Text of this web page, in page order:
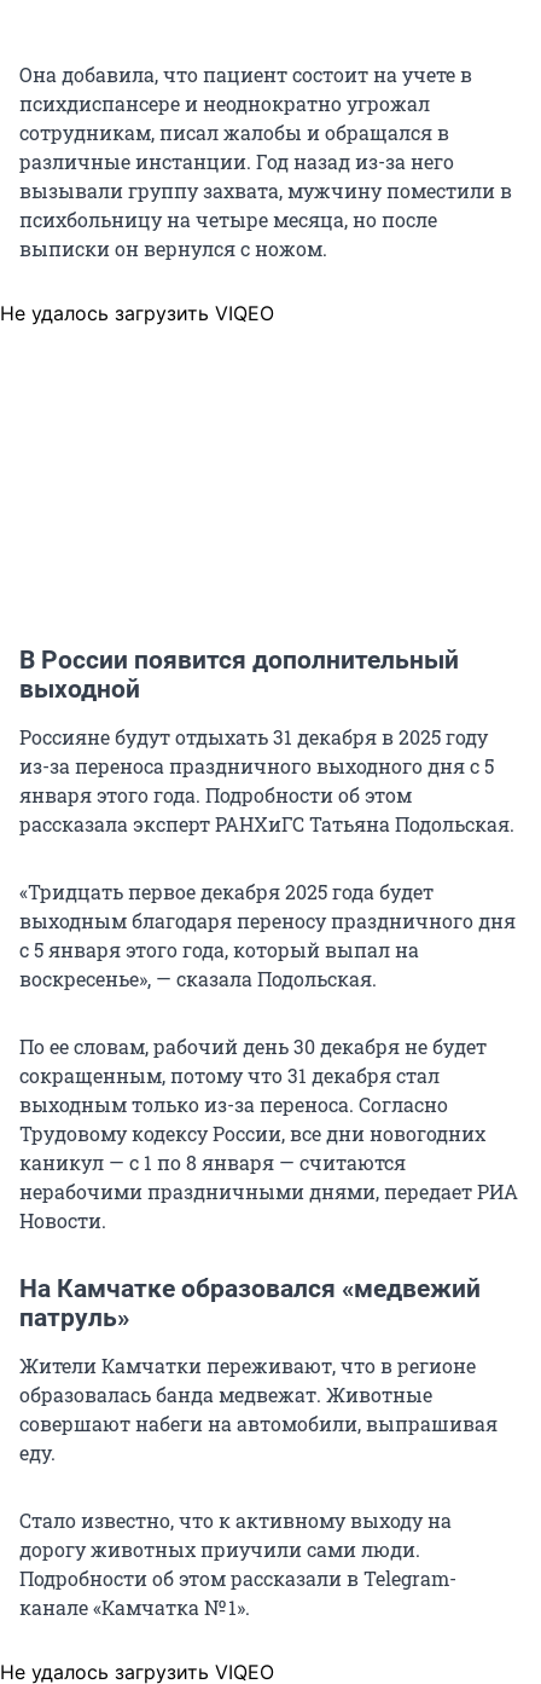
Она добавила, что пациент состоит на учете в
психдиспансере и неоднократно угрожал
сотрудникам, писал жалобы и обращался в
различные инстанции. Год назад из-за него
вызывали группу захвата, мужчину поместили в
психбольницу на четыре месяца, но после
выписки он вернулся с ножом.
Не удалось загрузить VIQEO
В России появится дополнительный
выходной
Россияне будут отдыхать 31 декабря в 2025 году
из-за переноса праздничного выходного дня с 5
января этого года. Подробности об этом
рассказала эксперт РАНХиГС Татьяна Подольская.
«Тридцать первое декабря 2025 года будет
выходным благодаря переносу праздничного дня
с 5 января этого года, который выпал на
воскресенье», — сказала Подольская.
По ее словам, рабочий день 30 декабря не будет
сокращенным, потому что 31 декабря стал
выходным только из-за переноса. Согласно
Трудовому кодексу России, все дни новогодних
каникул — с 1 по 8 января — считаются
нерабочими праздничными днями, передает РИА
Новости.
На Камчатке образовался «медвежий
патруль»
Жители Камчатки переживают, что в регионе
образовалась банда медвежат. Животные
совершают набеги на автомобили, выпрашивая
еду.
Стало известно, что к активному выходу на
дорогу животных приучили сами люди.
Подробности об этом рассказали в Telegram-
канале «Камчатка № 1».
Не удалось загрузить VIQEO